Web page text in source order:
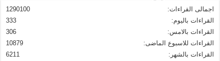
1290100
اجمالى القراءات:
333
القراءات باليوم:
306
القراءات بالامس:
10879
القراءات للاسبوع الماضى:
6211
القراءات بالشهر: